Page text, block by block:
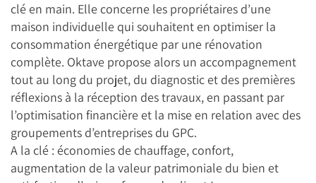
clé en main. Elle concerne les propriétaires d’une
maison individuelle qui souhaitent en optimiser la
consommation énergétique par une rénovation
complète. Oktave propose alors un accompagnement
tout au long du projet, du diagnostic et des premières
réflexions à la réception des travaux, en passant par
l’optimisation financière et la mise en relation avec des
groupements d’entreprises du GPC.
A la clé : économies de chauffage, confort,
augmentation de la valeur patrimoniale du bien et